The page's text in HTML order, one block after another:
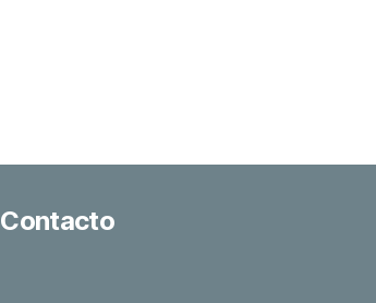
Contacto